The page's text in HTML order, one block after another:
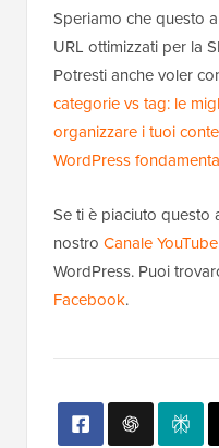
Speriamo che questo
URL ottimizzati per la
Potresti anche voler
categorie vs tag: le
organizzare i tuoi
WordPress
Se ti è piaciuto questo
nostro Canale YouTube
WordPress. Puoi
Facebook.